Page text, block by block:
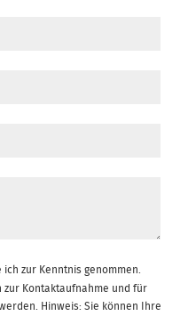
ich zur Kenntnis genommen.
zur Kontaktaufnahme und für
Hinweis: Sie können Ihre